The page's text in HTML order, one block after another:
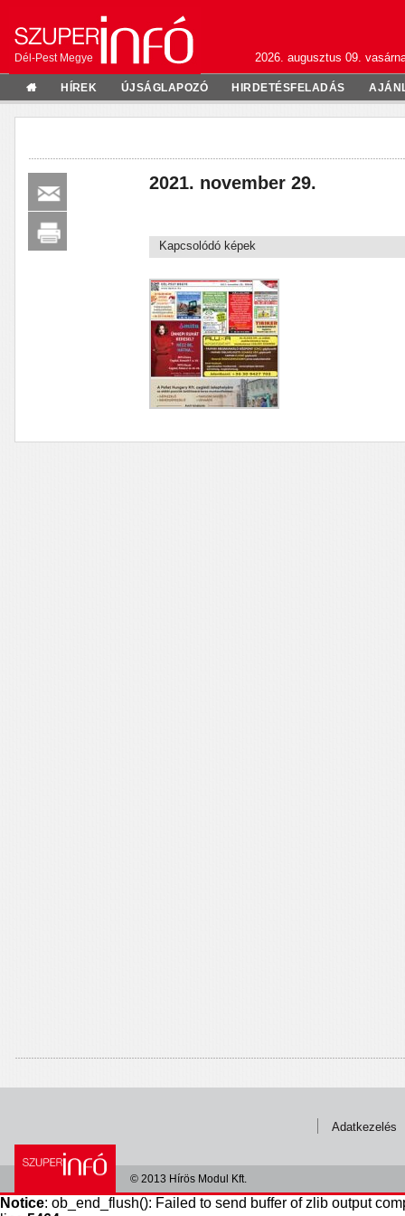
Dél-Pest Megye 2026. augusztus 09.
HÍREK ÚJSÁGLAPOZÓ HIRDETÉSFELADÁS
2021. november 29.
Kapcsolódó képek
Adatkezelés
© 2013 Hírös Modul Kft.
Notice: ob_end_flush(): Failed to send buffer of zlib output